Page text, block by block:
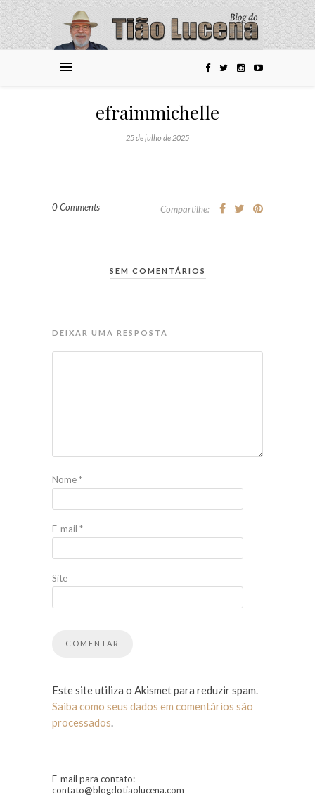
efraimmichelle
25 de julho de 2025
0 Comments Compartilhe:
SEM COMENTÁRIOS
DEIXAR UMA RESPOSTA
Nome*
E-mail *
Site
Este site utiliza o Akismet para reduzir spam.
Saiba como seus dados em comentários são
processados.
E-mail para contato:
contato@blogdotiaolucena.com